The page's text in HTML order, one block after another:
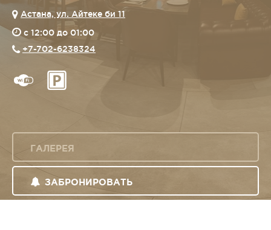
Астана, ул. Айтеке би 11
c 12:00 до 01:00
+7-702-6238324
ГАЛЕРЕЯ
ЗАБРОНИРОВАТЬ